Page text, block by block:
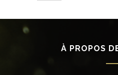
À PROPOS